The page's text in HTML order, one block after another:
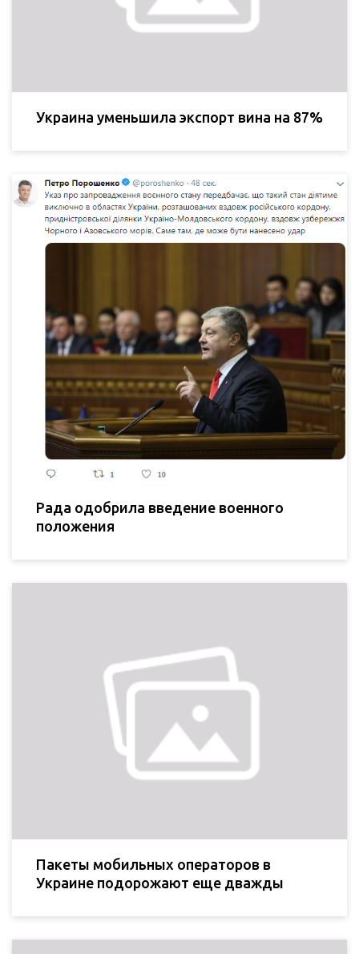
Украина уменьшила экспорт вина на 87%
Рада одобрила введение военного
положения
Пакеты мобильных операторов в
Украине подорожают еще дважды